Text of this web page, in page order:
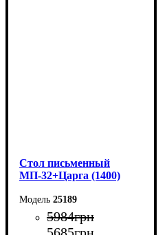
Cтол письменный
МП-32+Царга (1400)
25189
5984грн
5685грн